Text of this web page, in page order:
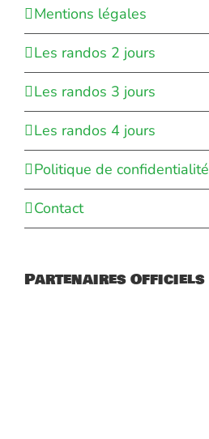
Mentions légales
Les randos 2 jours
Les randos 3 jours
Les randos 4 jours
Politique de confidentialité
Contact
Partenaires Officiels